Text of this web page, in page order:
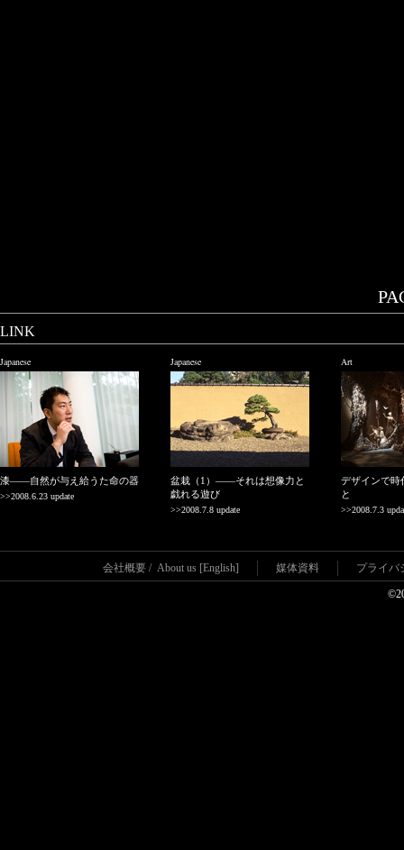
LINK
Japanese
漆——自然が与え給うた命の器
>>2008.6.23 update
Japanese
盆栽（1）——それは想像力と
戯れる遊び
>>2008.7.8 update
Art
デザインで時
と
>>2008.7.3
会社概要 / About us [English] 媒体資料 プライバ